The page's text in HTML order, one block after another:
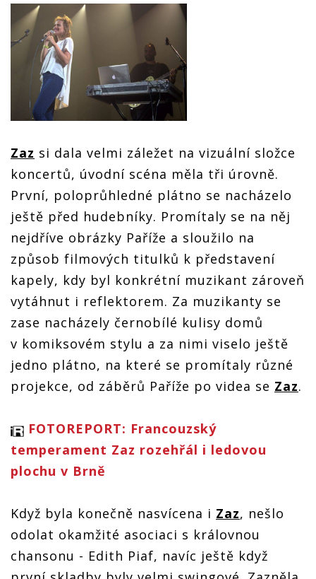
Zaz si dala velmi záležet na vizuální složce
koncertů, úvodní scéna měla tři úrovně.
První, poloprůhledné plátno se nacházelo
ještě před hudebníky. Promítaly se na něj
nejdříve obrázky Paříže a sloužilo na
způsob filmových titulků k představení
kapely, kdy byl konkrétní muzikant zároveň
vytáhnut i reflektorem. Za muzikanty se
zase nacházely černobílé kulisy domů
v komiksovém stylu a za nimi viselo ještě
jedno plátno, na které se promítaly různé
projekce, od záběrů Paříže po videa se Zaz.
FOTOREPORT: Francouzský
temperament Zaz rozehřál i ledovou
plochu v Brně
Když byla konečně nasvícena i Zaz, nešlo
odolat okamžité asociaci s královnou
chansonu - Edith Piaf, navíc ještě když